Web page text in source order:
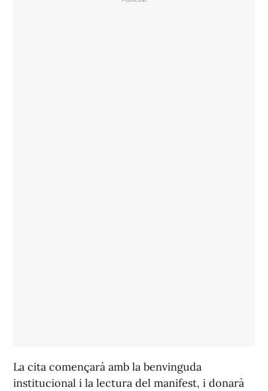
La cita començarà amb la benvinguda
institucional i la lectura del manifest, i donarà